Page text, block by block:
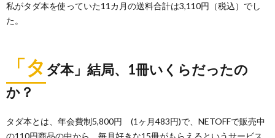
私がタダ本を使っていた11カ月の送料合計は3,110円（税込）でし
た。
「タ ダ本」結局、1冊いくらだったの
か？
タダ本とは、年会費制5,800円 (1ヶ月483円)で、NETOFFで販売中
の110円商品の中から、毎月好きな15冊がもらえるというサービス